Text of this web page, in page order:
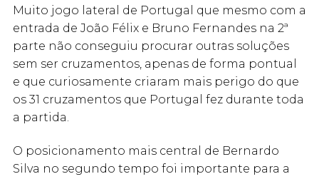
Muito jogo lateral de Portugal que mesmo com a
entrada de João Félix e Bruno Fernandes na 2ª
parte não conseguiu procurar outras soluções
sem ser cruzamentos, apenas de forma pontual
e que curiosamente criaram mais perigo do que
os 31 cruzamentos que Portugal fez durante toda
a partida.
O posicionamento mais central de Bernardo
Silva no segundo tempo foi importante para a